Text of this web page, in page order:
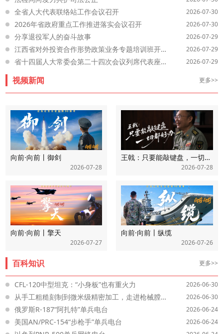
全省人大代表联络站工作会议召开 2026-07-30
2026年省政府重点工作推进落实会议召开 2026-07-30
分享退役军人的奋斗故事 2026-07-29
江西省对外投资合作形势政策业务专题培训班开班 2026-07-29
省十四届人大常委会第二十四次会议列席代表座谈会召开 2026-07-29
视频新闻 更多>>
向前·向前丨御剑
2026-07-28
王戟：只要能敲键盘，一切都好办
2026-07-28
向前·向前丨擎天
2026-07-27
向前·向前丨纵缆
2026-07-26
百科知识 更多>>
CFL-120中型坦克：“小身板”也有重火力 2026-06-30
从手工粗糙刻制到微米级精密加工，走进枪械膛线技术进化史 2026-06-30
俄罗斯R-187“阿扎特”单兵电台 2026-06-24
美国AN/PRC-154“步枪手”单兵电台 2026-06-24